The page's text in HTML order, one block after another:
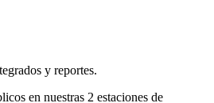
y reportes.
en nuestras 2 estaciones de